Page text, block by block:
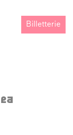
Billetterie